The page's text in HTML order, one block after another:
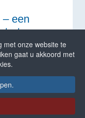
een
heetlijm in
zijn voor de
Ons aanbod
De
van elkaar,
met onze website te
gaat u akkoord met